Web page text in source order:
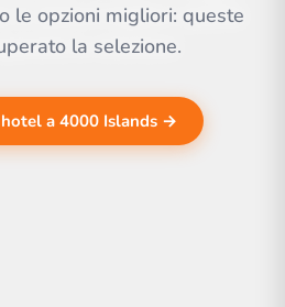
le opzioni migliori: queste
la selezione.
a 4000 Islands →